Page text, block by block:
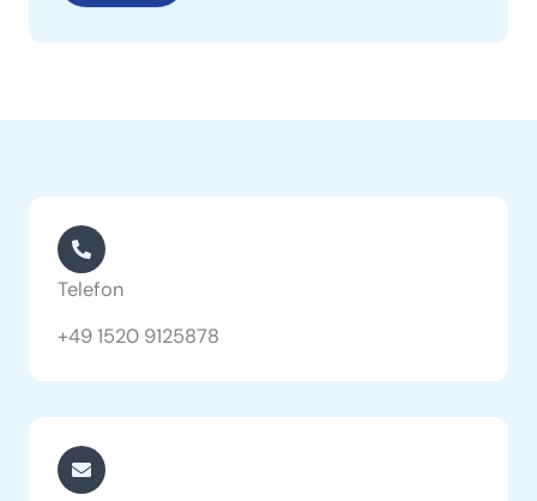
Telefon
+49 1520 9125878